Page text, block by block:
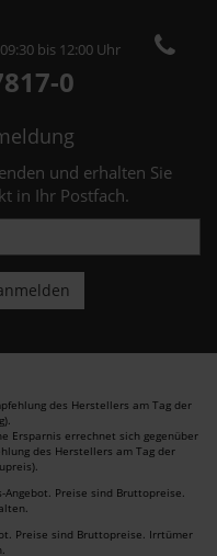
bis 12:00 Uhr
0
und erhalten Sie
in Ihr Postfach.
des Herstellers am Tag der
Ersparnis errechnet sich gegenüber
des Herstellers am Tag der
Preise sind Bruttopreise.
Preise sind Bruttopreise. Irrtümer